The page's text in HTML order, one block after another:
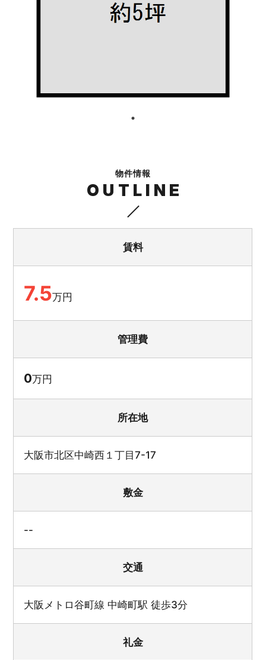
物件情報
OUTLINE
賃料
7.5万円
管理費
0万円
所在地
大阪市北区中崎西１丁目7-17
敷金
--
交通
大阪メトロ谷町線 中崎町駅 徒歩3分
礼金